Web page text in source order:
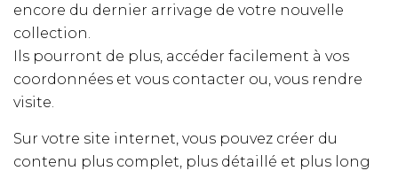
encore du dernier arrivage de votre nouvelle
collection.
Ils pourront de plus, accéder facilement à vos
coordonnées et vous contacter ou, vous rendre
visite.
Sur votre site internet, vous pouvez créer du
contenu plus complet, plus détaillé et plus long